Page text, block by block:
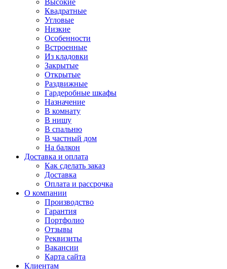
Высокие
Квадратные
Угловые
Низкие
Особенности
Встроенные
Из кладовки
Закрытые
Открытые
Раздвижные
Гардеробные шкафы
Назначение
В комнату
В нишу
В спальню
В частный дом
На балкон
Доставка и оплата
Как сделать заказ
Доставка
Оплата и рассрочка
О компании
Производство
Гарантия
Портфолио
Отзывы
Реквизиты
Вакансии
Карта сайта
Клиентам